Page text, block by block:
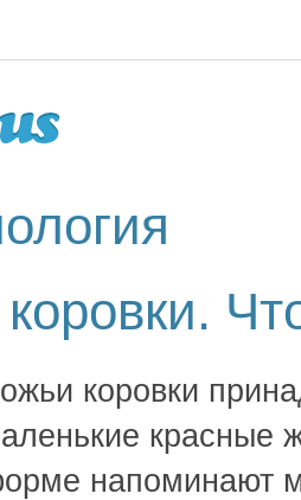
коровки
красные
напоминают